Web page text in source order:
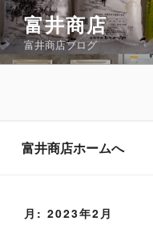
コ
ン
テ
ン
富井商店
富井商店ブログ
富井商店ホームへ
月: 2023年2月